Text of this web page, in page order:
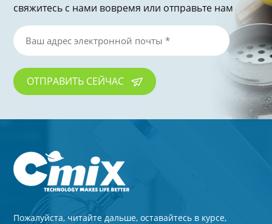
свяжитесь с нами вовремя или отправьте нам
электронное письмо, спасибо за запрос!
ОТПРАВИТЬ СЕЙЧАС
Пожалуйста, читайте дальше, оставайтесь в курсе,